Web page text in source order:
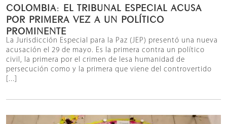
COLOMBIA: EL TRIBUNAL ESPECIAL ACUSA
POR PRIMERA VEZ A UN POLÍTICO
PROMINENTE
La Jurisdicción Especial para la Paz (JEP) presentó una nueva
acusación el 29 de mayo. Es la primera contra un político
civil, la primera por el crimen de lesa humanidad de
persecución como y la primera que viene del controvertido
[...]